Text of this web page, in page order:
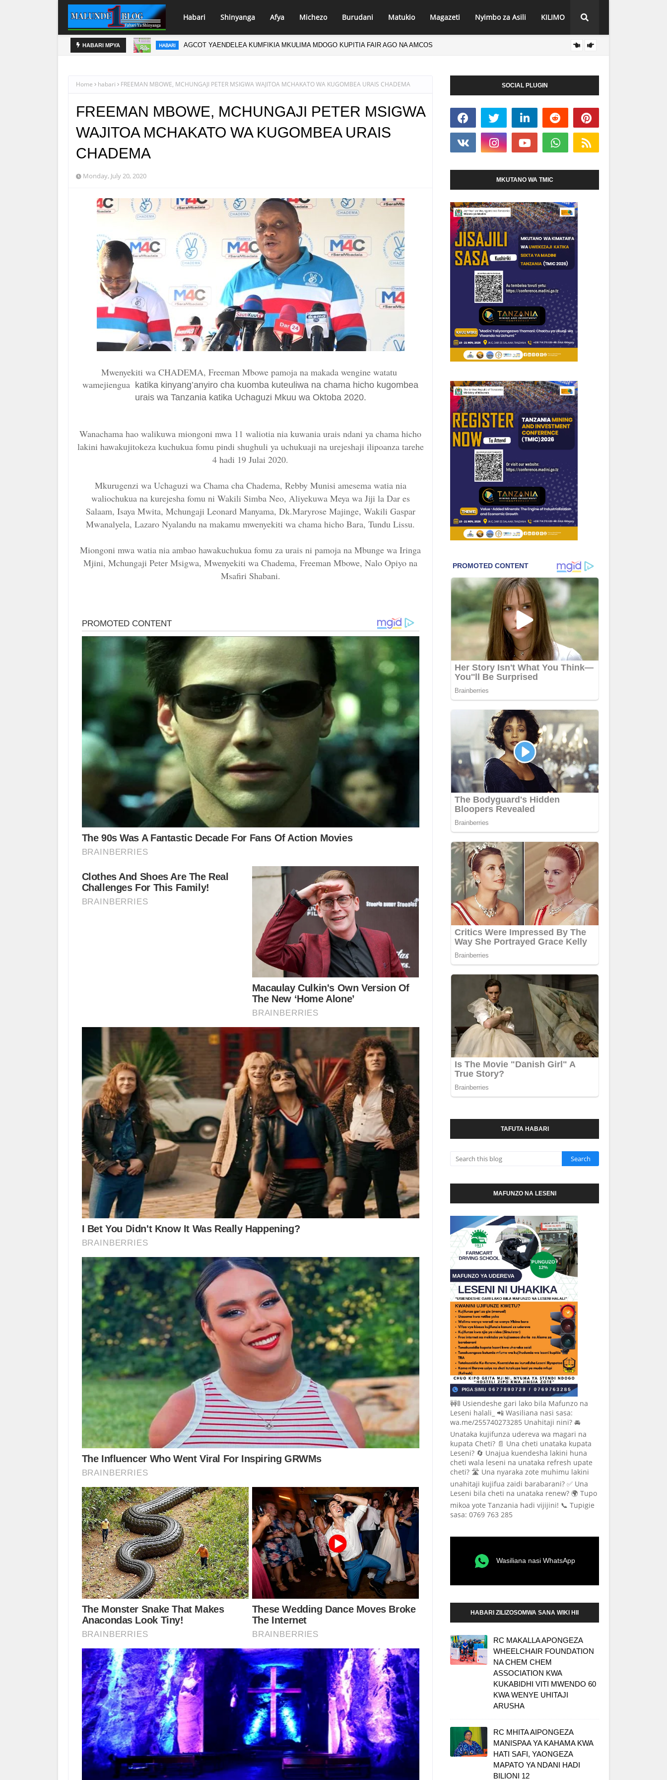
Habari Shinyanga Afya Michezo Burudani Matukio Magazeti Nyimbo za Asili KILIMO
HABARI MPYA
HABARI AGCOT YAENDELEA KUMFIKIA MKULIMA MDOGO KUPITIA FAIR AGO NA AMCOS
HABARI
Home habari FREEMAN MBOWE, MCHUNGAJI PETER MSIGWA WAJITOA MCHAKATO WA KUGOMBEA URAIS CHADEMA
FREEMAN MBOWE, MCHUNGAJI PETER MSIGWA
WAJITOA MCHAKATO WA KUGOMBEA URAIS
CHADEMA
Monday, July 20, 2020
Mwenyekiti wa CHADEMA, Freeman Mbowe pamoja na makada wengine watatu
wamejiengua katika kinyang’anyiro cha kuomba kuteuliwa na chama hicho kugombea
urais wa Tanzania katika Uchaguzi Mkuu wa Oktoba 2020.
Wanachama hao walikuwa miongoni mwa 11 waliotia nia kuwania urais ndani ya chama hicho
lakini hawakujitokeza kuchukua fomu pindi shughuli ya uchukuaji na urejeshaji ilipoanza tarehe
4 hadi 19 Julai 2020.
Mkurugenzi wa Uchaguzi wa Chama cha Chadema, Rebby Munisi amesema watia nia
waliochukua na kurejesha fomu ni Wakili Simba Neo, Aliyekuwa Meya wa Jiji la Dar es
Salaam, Isaya Mwita, Mchungaji Leonard Manyama, Dk.Maryrose Majinge, Wakili Gaspar
Mwanalyela, Lazaro Nyalandu na makamu mwenyekiti wa chama hicho Bara, Tundu Lissu.
Miongoni mwa watia nia ambao hawakuchukua fomu za urais ni pamoja na Mbunge wa Iringa
Mjini, Mchungaji Peter Msigwa, Mwenyekiti wa Chadema, Freeman Mbowe, Nalo Opiyo na
Msafiri Shabani.
SOCIAL PLUGIN
MKUTANO WA TMIC
TAFUTA HABARI
MAFUNZO NA LESENI
🚧🚦 Usiendeshe gari lako bila Mafunzo na
Leseni halali_ 📲 Wasiliana nasi sasa:
wa.me/255740273285 Unahitaji nini? 🚘
Unataka kujifunza udereva wa magari na
kupata Cheti? 📄 Una cheti unataka kupata
Leseni? 🔄 Unajua kuendesha lakini huna
cheti wala leseni na unataka refresh upate
cheti? 🛣️ Una nyaraka zote muhimu lakini
unahitaji kujifua zaidi barabarani? ✅ Una
Leseni bila cheti na unataka renew? 🌍 Tupo
mikoa yote Tanzania hadi vijijini! 📞 Tupigie
sasa: 0769 763 285
Wasiliana nasi WhatsApp
HABARI ZILIZOSOMWA SANA WIKI HII
RC MAKALLA APONGEZA
WHEELCHAIR FOUNDATION
NA CHEM CHEM
ASSOCIATION KWA
KUKABIDHI VITI MWENDO 60
KWA WENYE UHITAJI
ARUSHA
RC MHITA AIPONGEZA
MANISPAA YA KAHAMA KWA
HATI SAFI, YAONGEZA
MAPATO YA NDANI HADI
BILIONI 12